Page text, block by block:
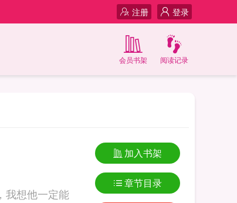
登录
注册
阅读记录
会员书架
我想他一定能
加入书架
章节目录